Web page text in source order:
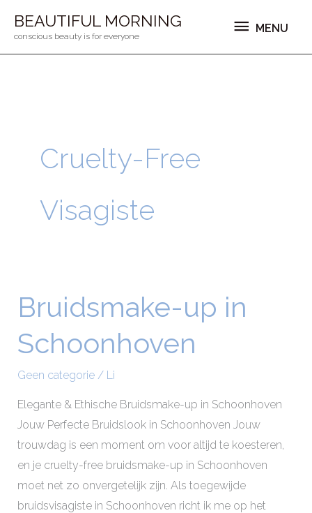
naarBEAUTIFUL MORNING
conscious beauty is for everyone
MENU
MENU
Cruelty-Free
Visagiste
Bruidsmake-up in
Schoonhoven
Geen categorie/ Li
Elegante & Ethische Bruidsmake-up in Schoonhoven
Jouw Perfecte Bruidslook in Schoonhoven Jouw
trouwdag is een moment om voor altijd te koesteren,
en je cruelty-free bruidsmake-up in Schoonhoven
moet net zo onvergetelijk zijn. Als toegewijde
bruidsvisagiste in Schoonhoven richt ik me op het
Bruidsmake-
up
in